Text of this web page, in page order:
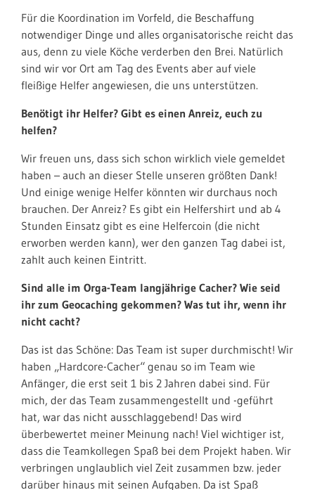
Für die Koordination im Vorfeld, die Beschaffung
notwendiger Dinge und alles organisatorische reicht das
aus, denn zu viele Köche verderben den Brei. Natürlich
sind wir vor Ort am Tag des Events aber auf viele
fleißige Helfer angewiesen, die uns unterstützen.
Benötigt ihr Helfer? Gibt es einen Anreiz, euch zu
helfen?
Wir freuen uns, dass sich schon wirklich viele gemeldet
haben – auch an dieser Stelle unseren größten Dank!
Und einige wenige Helfer könnten wir durchaus noch
brauchen. Der Anreiz? Es gibt ein Helfershirt und ab 4
Stunden Einsatz gibt es eine Helfercoin (die nicht
erworben werden kann), wer den ganzen Tag dabei ist,
zahlt auch keinen Eintritt.
Sind alle im Orga-Team langjährige Cacher? Wie seid
ihr zum Geocaching gekommen? Was tut ihr, wenn ihr
nicht cacht?
Das ist das Schöne: Das Team ist super durchmischt! Wir
haben „Hardcore-Cacher“ genau so im Team wie
Anfänger, die erst seit 1 bis 2 Jahren dabei sind. Für
mich, der das Team zusammengestellt und -geführt
hat, war das nicht ausschlaggebend! Das wird
überbewertet meiner Meinung nach! Viel wichtiger ist,
dass die Teamkollegen Spaß bei dem Projekt haben. Wir
verbringen unglaublich viel Zeit zusammen bzw. jeder
darüber hinaus mit seinen Aufgaben. Da ist Spaß